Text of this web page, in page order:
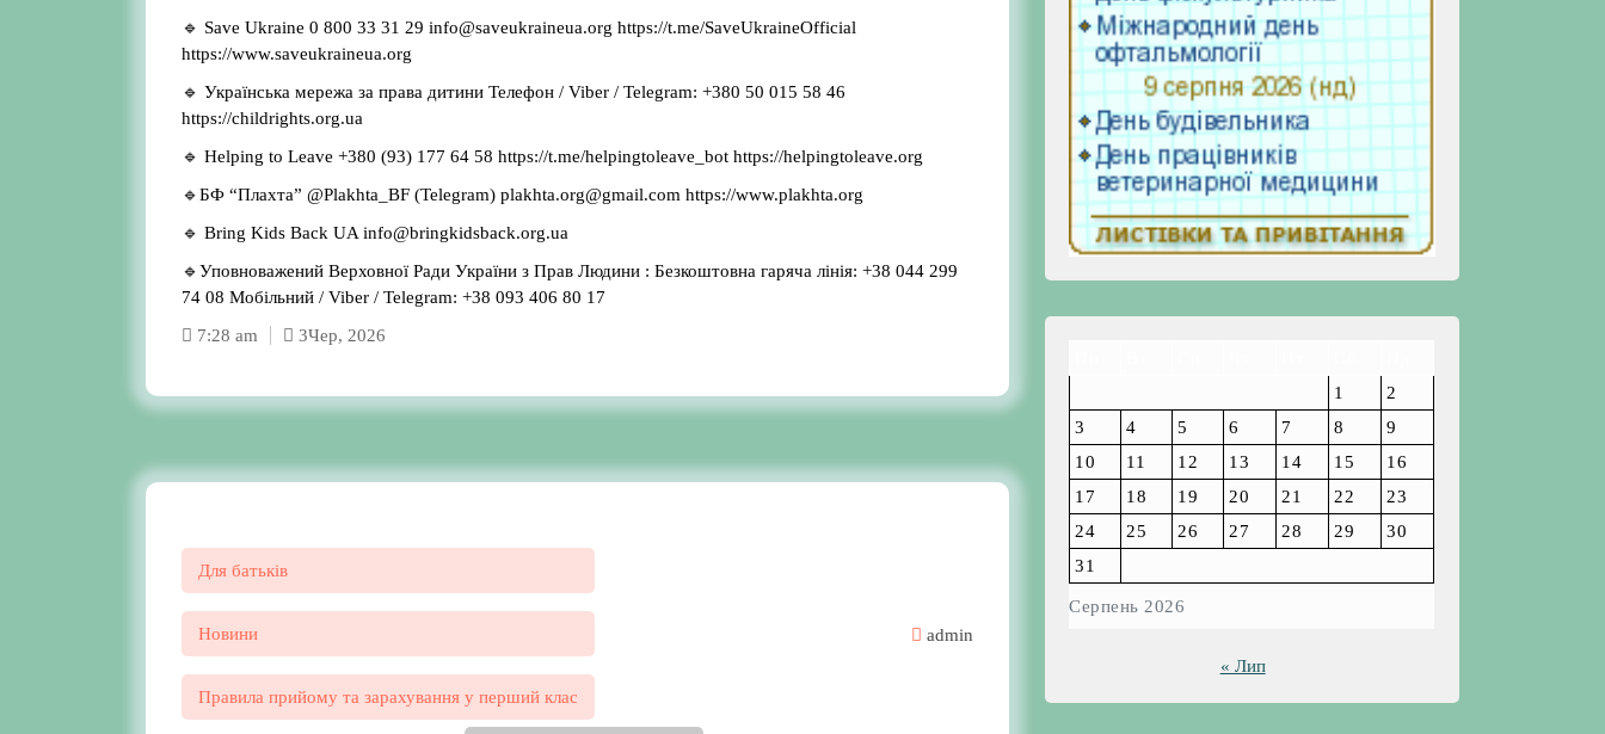
🔹 Save Ukraine 0 800 33 31 29 info@saveukraineua.org https://t.me/SaveUkraineOfficial
https://www.saveukraineua.org
🔹 Українська мережа за права дитини Телефон / Viber / Telegram: +380 50 015 58 46
https://childrights.org.ua
🔹 Helping to Leave +380 (93) 177 64 58 https://t.me/helpingtoleave_bot https://helpingtoleave.org
🔹БФ “Плахта” @Plakhta_BF (Telegram) plakhta.org@gmail.com https://www.plakhta.org
🔹 Bring Kids Back UA info@bringkidsback.org.ua
🔹Уповноважений Верховної Ради України з Прав Людини : Безкоштовна гаряча лінія: +38 044 299
74 08 Мобільний / Viber / Telegram: +38 093 406 80 17
7:28 am
3Чер, 2026
Для батьків
Новини
Правила прийому та зарахування у перший клас
admin
Серпень 2026
1
2
3
4 5 6 7 8
9
10
11 12 13 14 15
16
17
18 19 20 21 22
23
24
25 26 27 28 29
30
31
« Лип